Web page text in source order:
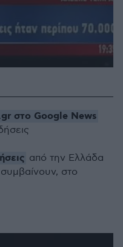
στο Google News
από την Ελλάδα
στο